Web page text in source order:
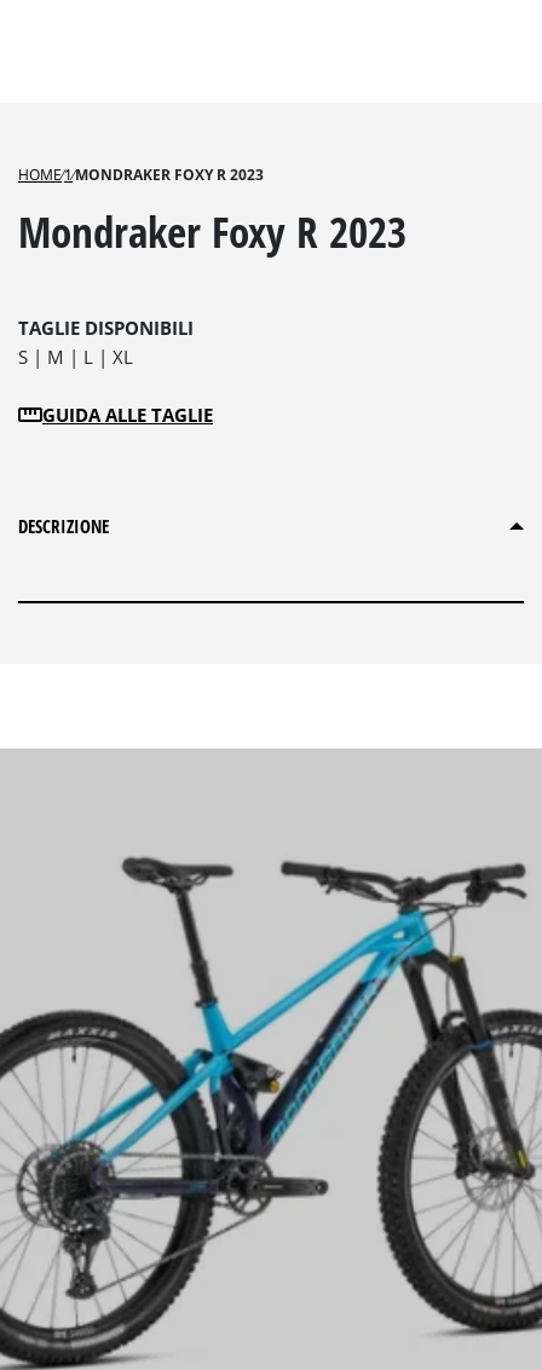
HOME⁄1⁄MONDRAKER FOXY R 2023
Mondraker Foxy R 2023
TAGLIE DISPONIBILI
S
M L XL
GUIDA ALLE TAGLIE
DESCRIZIONE